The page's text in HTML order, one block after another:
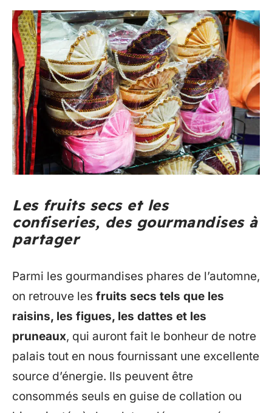
Les fruits secs et les
confiseries, des gourmandises à
partager
Parmi les gourmandises phares de l’automne,
on retrouve les fruits secs tels que les
raisins, les figues, les dattes et les
pruneaux, qui auront fait le bonheur de notre
palais tout en nous fournissant une excellente
source d’énergie. Ils peuvent être
consommés seuls en guise de collation ou